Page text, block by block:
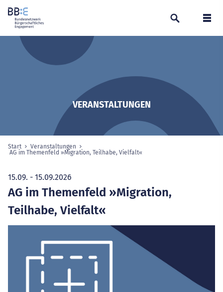
Suchen
VERANSTALTUNGEN
Sie sind hier:
Start
Veranstaltungen
AG im Themenfeld »Migration, Teilhabe, Vielfalt«
15.09. - 15.09.2026
AG im Themenfeld »Migration,
Teilhabe, Vielfalt«